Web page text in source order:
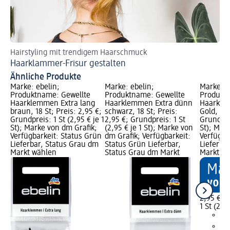
Hairstyling mit trendigem Haarschmuck
Haarklammer-Frisur gestalten
Ähnliche Produkte
Marke: ebelin;
Produktname: Gewellte
Haarklemmen Extra lang
braun, 18 St; Preis: 2,95 €;
Grundpreis: 1 St (2,95 € je 1
St); Marke von dm Grafik;
Verfügbarkeit: Status Grün
Lieferbar, Status Grau dm
Markt wählen
Marke: ebelin;
Produktname: Gewellte
Haarklemmen Extra dünn
schwarz, 18 St; Preis:
2,95 €; Grundpreis: 1 St
(2,95 € je 1 St); Marke von
dm Grafik; Verfügbarkeit:
Status Grün Lieferbar,
Status Grau dm Markt
Marke:
Gold, 18
St);
Markt
2,95 €
1 St